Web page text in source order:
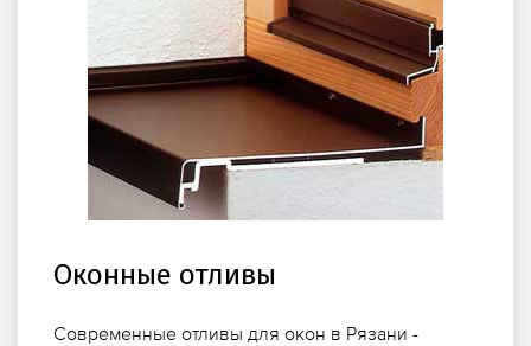
Оконные отливы
Современные отливы для окон в Рязани -